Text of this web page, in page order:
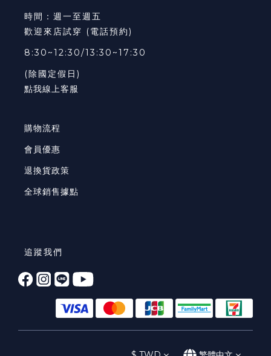
時間：週一至週五
歡迎來店試穿 (電話預約)
8:30~12:30/13:30~17:30
(除國定假日)
點我線上客服
購物流程
會員優惠
退換貨政策
全球銷售據點
追蹤我們